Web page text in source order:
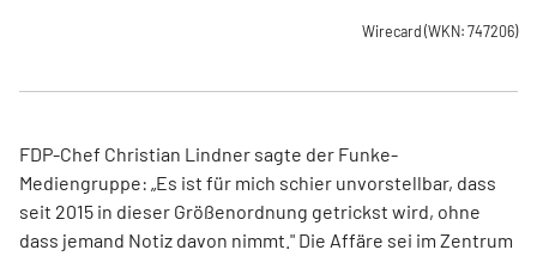
Wirecard (WKN: 747206)
FDP-Chef Christian Lindner sagte der Funke-
Mediengruppe: „Es ist für mich schier unvorstellbar, dass
seit 2015 in dieser Größenordnung getrickst wird, ohne
dass jemand Notiz davon nimmt." Die Affäre sei im Zentrum